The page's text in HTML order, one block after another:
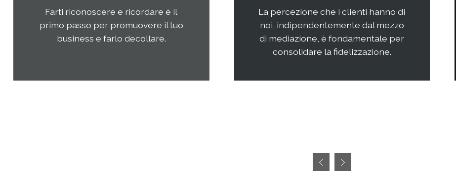
Qual è il tuo rapporto con i clienti e
come questi ultimi percepiscono la
tua impresa e i tuoi prodotti o
riferimento?
Il web continua ad essere una
frontiera non facilmente
raggiungibile perchè considerata
semplice ed immediata. Avere
attenta analisi che una specifica